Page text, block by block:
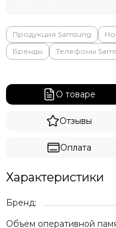
Продукция Samsung
Бренды
Телефоны
О товаре
Отзывы
Оплата
Характеристики
Бренд:
Объем оперативной